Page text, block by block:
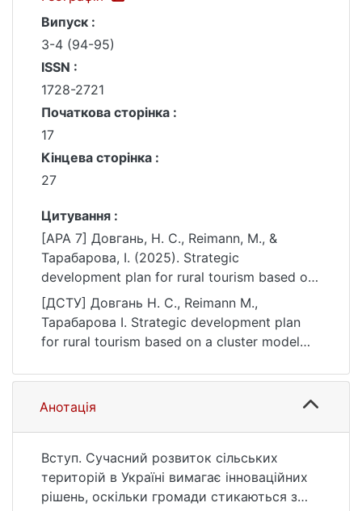
Випуск :
3-4 (94-95)
ISSN :
1728-2721
Початкова сторінка :
17
Кінцева сторінка :
27
Цитування :
[APA 7] Довгань, Н. С., Reimann, M., &
Тарабарова, І. (2025). Strategic
development plan for rural tourism based on
a cluster model (example of Cherkasy
region). Вісник Київського національного
університету імені Тараса Шевченка, серія
https://doi.org/10.17721/1728-2721.2025.94.2
[ДСТУ] Довгань Н. С., Reimann M.,
Тарабарова І. Strategic development plan
for rural tourism based on a cluster model
Київського національного університету
імені Тараса Шевченка, серія Географія.
2025. no. 3-4 (94-95). P. 17—27. DOI:
access: 25.07.2026).
Анотація
Вступ. Сучасний розвиток сільських
територій в Україні вимагає інноваційних
рішень, оскільки громади стикаються з